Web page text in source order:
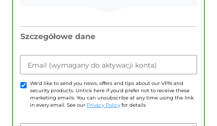
Szczegółowe dane
Email (wymagany do aktywacji konta)
We'd like to send you news, offers and tips about our VPN and
security products. Untick here if you'd prefer not to receive these
marketing emails. You can unsubscribe at any time using the link
in every email. See our Privacy Policy for details.